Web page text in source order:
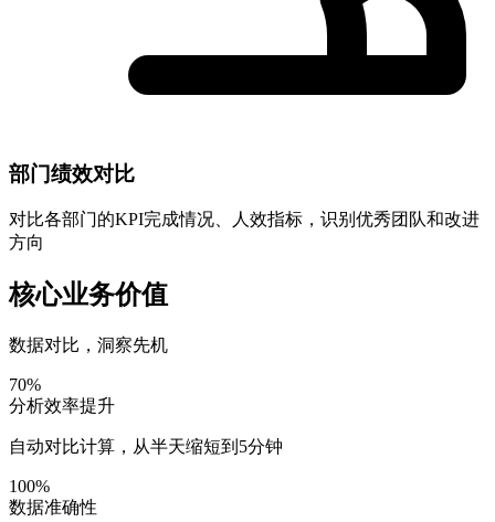
部门绩效对比
对比各部门的KPI完成情况、人效指标，识别优秀团队和改进
方向
核心业务价值
数据对比，洞察先机
70%
分析效率提升
自动对比计算，从半天缩短到5分钟
100%
数据准确性